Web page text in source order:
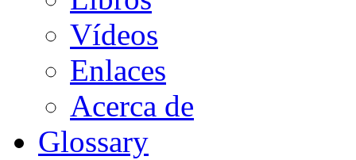
Vídeos
Enlaces
Acerca de
Glossary